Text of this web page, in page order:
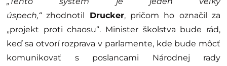
úspech,“zhodnotil Drucker, pričom ho označil za
„projekt proti chaosu“. Minister školstva bude rád,
keď sa otvorí rozprava v parlamente, kde bude môcť
komunikovať s poslancami Národnej rady